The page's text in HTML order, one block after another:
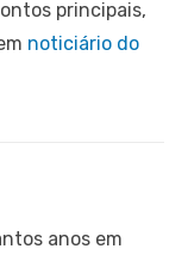
principais,
noticiário do
anos em